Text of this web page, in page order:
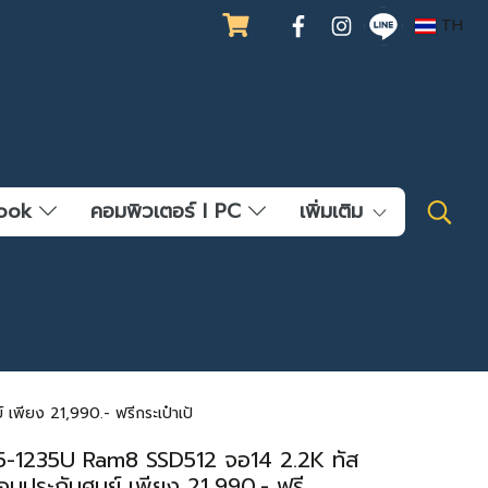
TH
คอมพิวเตอร์ l PC เพิ่มเติม
พียง 21,990.- ฟรีกระเป๋าเป้
Ram8 SSD512 จอ14 2.2K ทัส